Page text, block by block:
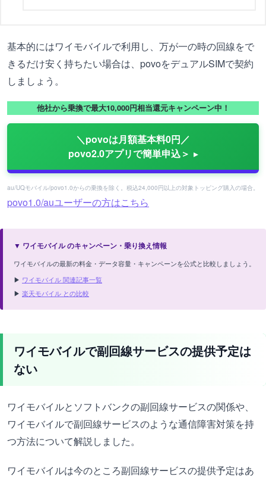
基本的にはワイモバイルで利用し、万が一の時の回線をで
きるだけ安く持ちたい場合は、povoをデュアルSIMで契約
しましょう。
他社から乗換で最大10,000円相当還元キャンペーン中！
＼povoは月額基本料0円／
povo2.0アプリで簡単申込＞
au/UQモバイル/povo1.0からの乗換を除く。税込24,000円以上の対象トッピング購入の場合。
povo1.0/auユーザーの方はこちら
▼ ワイモバイル のキャンペーン・乗り換え情報
ワイモバイルの最新の料金・データ容量・キャンペーンを公式と比較しましょう。
▶ ワイモバイル 関連記事一覧
▶ 楽天モバイル との比較
ワイモバイルで副回線サービスの提供予定は
ない
ワイモバイルとソフトバンクの副回線サービスの関係や、
ワイモバイルで副回線サービスのような通信障害対策を持
つ方法について解説しました。
ワイモバイルは今のところ副回線サービスの提供予定はあ